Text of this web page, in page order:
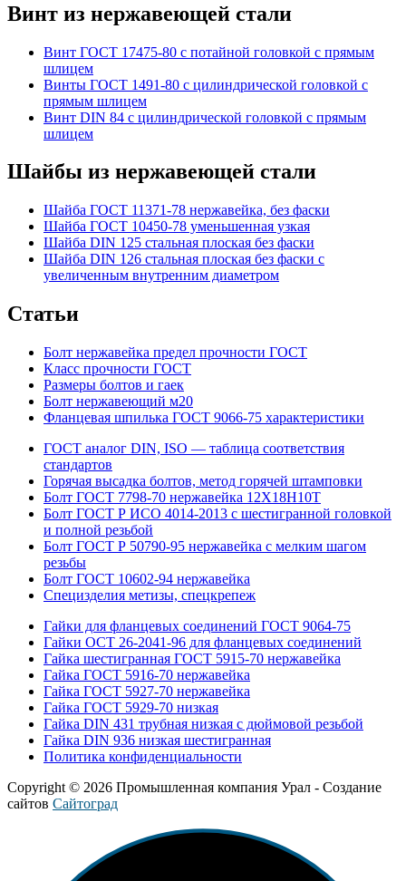
Винт из нержавеющей стали
Винт ГОСТ 17475-80 с потайной головкой с прямым
шлицем
Винты ГОСТ 1491-80 с цилиндрической головкой с
прямым шлицем
Винт DIN 84 с цилиндрической головкой с прямым
шлицем
Шайбы из нержавеющей стали
Шайба ГОСТ 11371-78 нержавейка, без фаски
Шайба ГОСТ 10450-78 уменьшенная узкая
Шайба DIN 125 стальная плоская без фаски
Шайба DIN 126 стальная плоская без фаски с
увеличенным внутренним диаметром
Статьи
Болт нержавейка предел прочности ГОСТ
Класс прочности ГОСТ
Размеры болтов и гаек
Болт нержавеющий м20
Фланцевая шпилька ГОСТ 9066-75 характеристики
ГОСТ аналог DIN, ISO — таблица соответствия
стандартов
Горячая высадка болтов, метод горячей штамповки
Болт ГОСТ 7798-70 нержавейка 12Х18Н10Т
Болт ГОСТ Р ИСО 4014-2013 с шестигранной головкой
и полной резьбой
Болт ГОСТ Р 50790-95 нержавейка с мелким шагом
резьбы
Болт ГОСТ 10602-94 нержавейка
Специзделия метизы, cпецкрепеж
Гайки для фланцевых соединений ГОСТ 9064-75
Гайки ОСТ 26-2041-96 для фланцевых соединений
Гайка шестигранная ГОСТ 5915-70 нержавейка
Гайка ГОСТ 5916-70 нержавейка
Гайка ГОСТ 5927-70 нержавейка
Гайка ГОСТ 5929-70 низкая
Гайка DIN 431 трубная низкая с дюймовой резьбой
Гайка DIN 936 низкая шестигранная
Политика конфиденциальности
Copyright © 2026 Промышленная компания Урал - Создание
сайтов Сайтоград